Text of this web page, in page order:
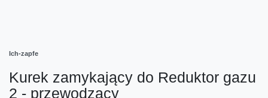
Ich-zapfe
Kurek zamykający do Reduktor gazu
2 - przewodzący